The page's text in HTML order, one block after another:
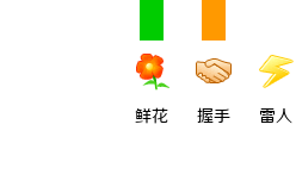
鲜花 握手 雷人